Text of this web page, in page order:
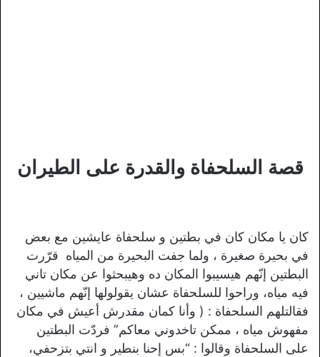
قصة السلحفاة والقدرة على الطيران
كان يا مكان كان في بطتين و سلحفاة عايشين مع بعض
في بحيرة صغيرة ، ولما جفت البحيرة من المياه قرّرت
البطتين إنّهم هيسيبوا المكان ده وهيبحثوا عن مكان تاني
فيه مياه، وراحوا للسلحفاة عشان يقولولها إنّهم ماشيين ،
فقالتلهم السلحفاة : ( وأنا كمان مقدرش أعيش في مكان
مفهوش مياه ، ممكن تاخدوني معاكم” فردّت البطتين
على السلحفاة وقالوا : “بس إحنا بنطير و انتي بتزحفي،